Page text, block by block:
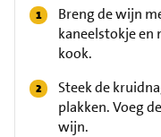
Breng de wijn
kaneelstokje en
kook.
Steek de
plakken. Voeg
wijn.